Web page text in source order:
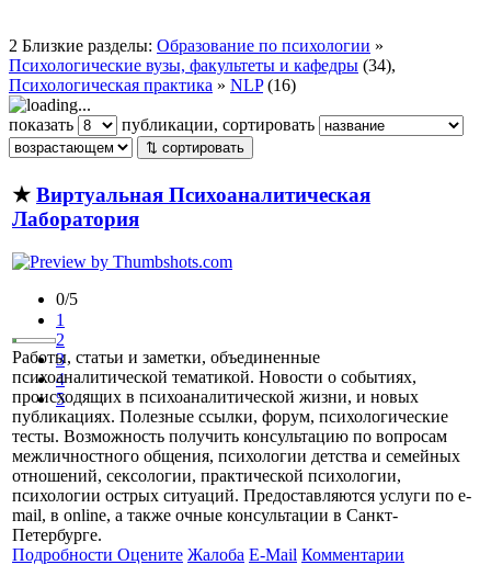
2 Близкие разделы: Образование по психологии »
Психологические вузы, факультеты и кафедры (34),
Психологическая практика » NLP(16)
показать публикации, сортировать
⇅ сортировать
★ Виртуальная Психоаналитическая
Лаборатория
0/5
1
2
3
4
5
Работы, статьи и заметки, объединенные
психоаналитической тематикой. Новости о событиях,
происходящих в психоаналитической жизни, и новых
публикациях. Полезные ссылки, форум, психологические
тесты. Возможность получить консультацию по вопросам
межличностного общения, психологии детства и семейных
отношений, сексологии, практической психологии,
психологии острых ситуаций. Предоставляются услуги по e-
mail, в online, а также очные консультации в Санкт-
Петербурге.
Подробности Оцените Жалоба E-Mail Комментарии